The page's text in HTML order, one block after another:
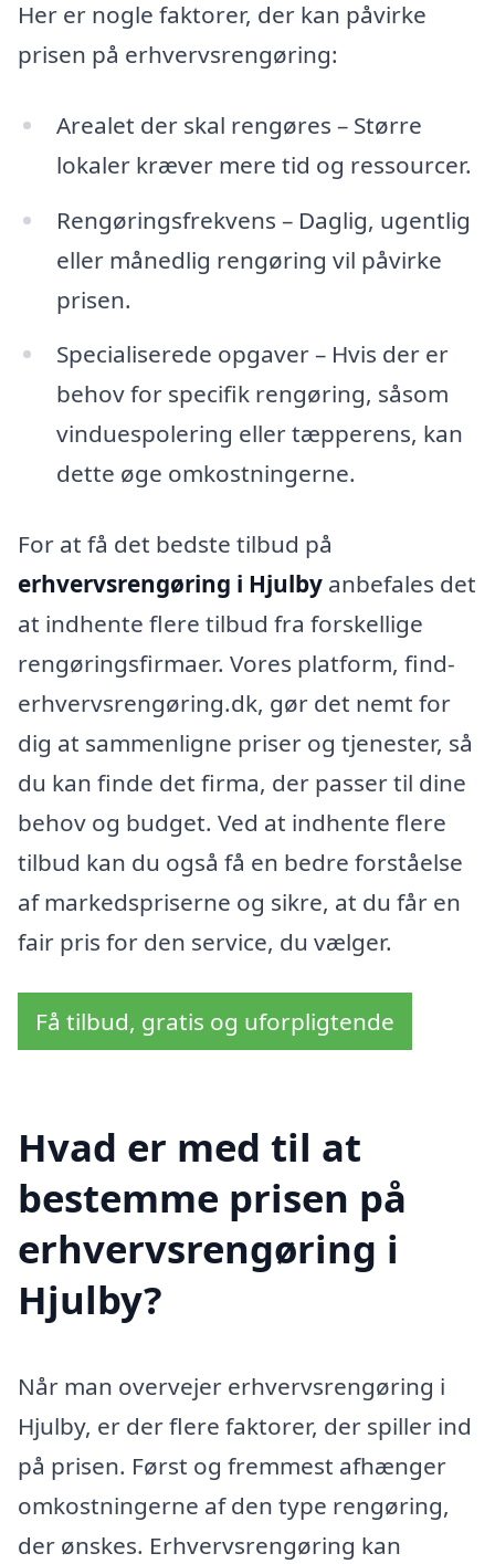
Her er nogle faktorer, der kan påvirke
prisen på erhvervsrengøring:
Arealet der skal rengøres – Større
lokaler kræver mere tid og ressourcer.
Rengøringsfrekvens – Daglig, ugentlig
eller månedlig rengøring vil påvirke
prisen.
Specialiserede opgaver – Hvis der er
behov for specifik rengøring, såsom
vinduespolering eller tæpperens, kan
dette øge omkostningerne.
For at få det bedste tilbud på
erhvervsrengøring i Hjulby anbefales det
at indhente flere tilbud fra forskellige
rengøringsfirmaer. Vores platform, find-
erhvervsrengøring.dk, gør det nemt for
dig at sammenligne priser og tjenester, så
du kan finde det firma, der passer til dine
behov og budget. Ved at indhente flere
tilbud kan du også få en bedre forståelse
af markedspriserne og sikre, at du får en
fair pris for den service, du vælger.
Få tilbud, gratis og uforpligtende
Hvad er med til at
bestemme prisen på
erhvervsrengøring i
Hjulby?
Når man overvejer erhvervsrengøring i
Hjulby, er der flere faktorer, der spiller ind
på prisen. Først og fremmest afhænger
omkostningerne af den type rengøring,
der ønskes. Erhvervsrengøring kan